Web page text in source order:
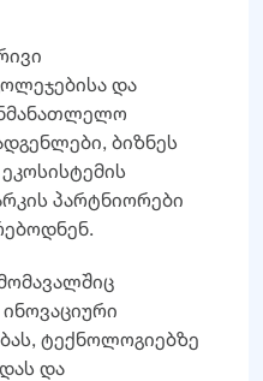
და
ბიზნეს
პარტნიორები
ტექნოლოგიებზე
და